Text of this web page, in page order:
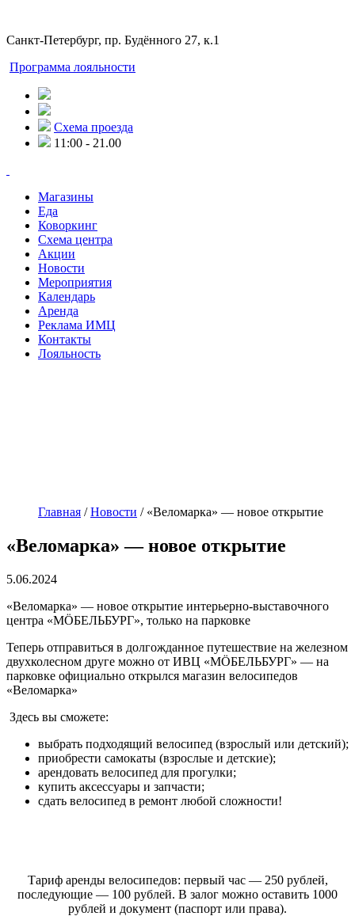
Санкт-Петербург, пр. Будённого 27, к.1
Программа лояльности
Схема проезда
11:00 - 21.00
Магазины
Еда
Коворкинг
Схема центра
Акции
Новости
Мероприятия
Календарь
Аренда
Реклама ИМЦ
Контакты
Лояльность
Главная / Новости /«Веломарка» — новое открытие
«Веломарка» — новое открытие
5.06.2024
«Веломарка» — новое открытие интерьерно-выставочного
центра «MÖБЕЛЬБУРГ», только на парковке
Теперь отправиться в долгожданное путешествие на железном
двухколесном друге можно от ИВЦ «MÖБЕЛЬБУРГ» — на
парковке официально открылся магазин велосипедов
«Веломарка»
Здесь вы сможете:
выбрать подходящий велосипед (взрослый или детский);
приобрести самокаты (взрослые и детские);
арендовать велосипед для прогулки;
купить аксессуары и запчасти;
сдать велосипед в ремонт любой сложности!
Тариф аренды велосипедов: первый час — 250 рублей,
последующие — 100 рублей. В залог можно оставить 1000
рублей и документ (паспорт или права).